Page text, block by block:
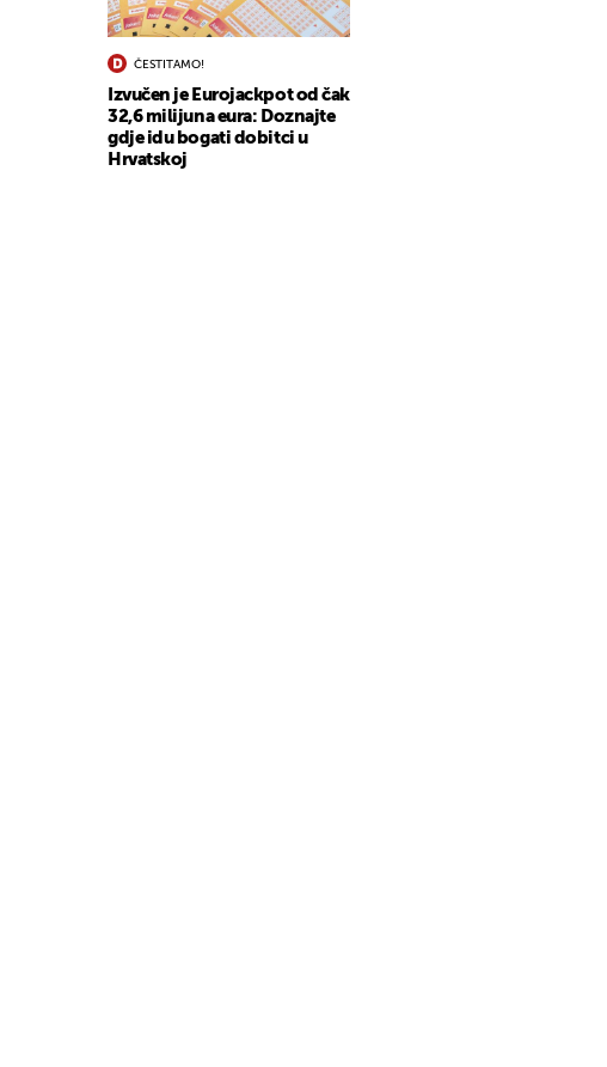
ČESTITAMO!
Izvučen je Eurojackpot od čak
32,6 milijuna eura: Doznajte
gdje idu bogati dobitci u
Hrvatskoj